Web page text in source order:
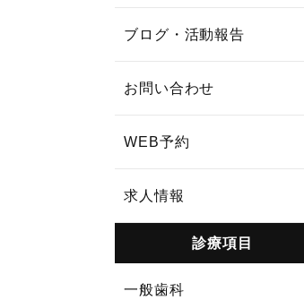
ブログ・活動報告
お問い合わせ
WEB予約
求人情報
診療項目
一般歯科